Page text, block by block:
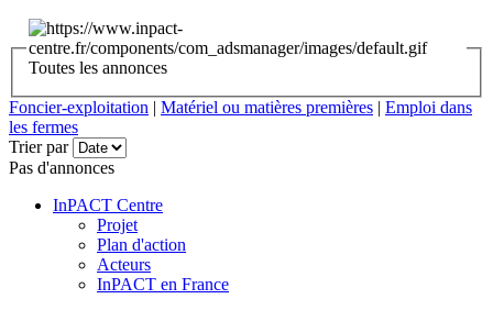
Toutes les annonces
Foncier-exploitation | Matériel ou matières premières | Emploi dans
les fermes
Trier par
Pas d'annonces
InPACT Centre
Projet
Plan d'action
Acteurs
InPACT en France